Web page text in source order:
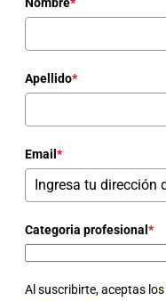
Nombre*
Apellido*
Email *
Categoria profesional *
Al suscribirte, aceptas los